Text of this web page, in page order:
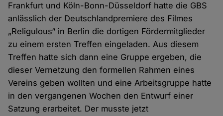
Frankfurt und Köln-Bonn-Düsseldorf hatte die GBS
anlässlich der Deutschlandpremiere des Filmes
„Religulous“ in Berlin die dortigen Fördermitglieder
zu einem ersten Treffen eingeladen. Aus diesem
Treffen hatte sich dann eine Gruppe ergeben, die
dieser Vernetzung den formellen Rahmen eines
Vereins geben wollten und eine Arbeitsgruppe hatte
in den vergangenen Wochen den Entwurf einer
Satzung erarbeitet. Der musste jetzt